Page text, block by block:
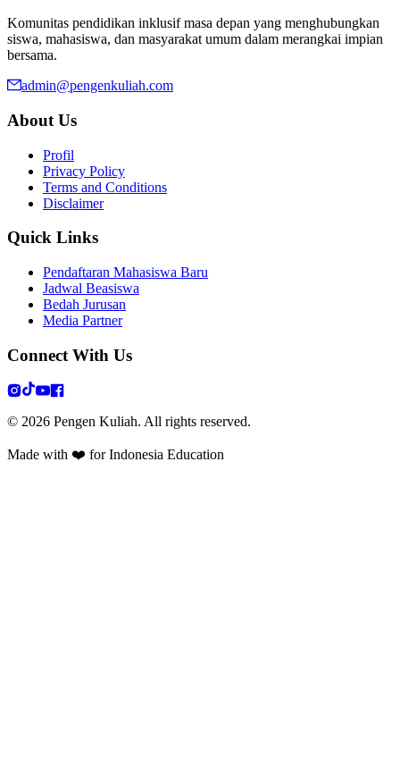
Komunitas pendidikan inklusif masa depan yang menghubungkan
siswa, mahasiswa, dan masyarakat umum dalam merangkai impian
bersama.
admin@pengenkuliah.com
About Us
Profil
Privacy Policy
Terms and Conditions
Disclaimer
Quick Links
Pendaftaran Mahasiswa Baru
Jadwal Beasiswa
Bedah Jurusan
Media Partner
Connect With Us
© 2026 Pengen Kuliah. All rights reserved.
Made with ❤️ for Indonesia Education